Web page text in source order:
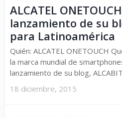
ALCATEL
lanzamiento de su
para Latinoamérica
Quién: ALCATEL ONETOUCH
la marca mundial de
lanzamiento de su blog,
18 diciembre, 2015